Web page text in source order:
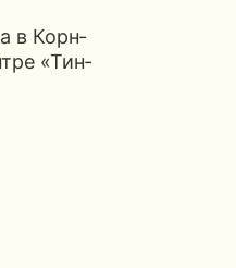
в Корн­
«Тин­